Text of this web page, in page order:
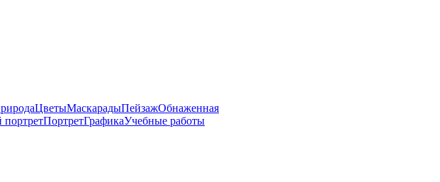
ЦветыМаскарадыПейзажОбнаженная
портретПортретГрафикаУчебные работы